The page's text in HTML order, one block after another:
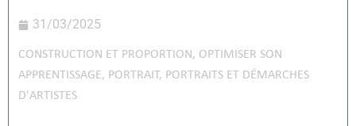
31/03/2025
CONSTRUCTION ET PROPORTION, OPTIMISER SON
APPRENTISSAGE, PORTRAIT, PORTRAITS ET DÉMARCHES
D'ARTISTES